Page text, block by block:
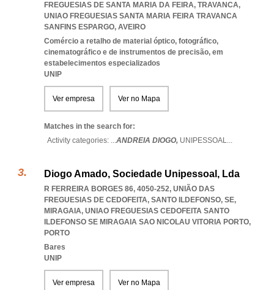
FREGUESIAS DE SANTA MARIA DA FEIRA, TRAVANCA,
UNIAO FREGUESIAS SANTA MARIA FEIRA TRAVANCA
SANFINS ESPARGO, AVEIRO
Comércio a retalho de material óptico, fotográfico,
cinematográfico e de instrumentos de precisão, em
estabelecimentos especializados
UNIP
Ver empresa Ver no Mapa
Matches in the search for:
Activity categories: ...ANDREIA DIOGO, UNIPESSOAL...
Diogo Amado, Sociedade Unipessoal, Lda
R FERREIRA BORGES 86, 4050-252, UNIÃO DAS
FREGUESIAS DE CEDOFEITA, SANTO ILDEFONSO, SE,
MIRAGAIA, UNIAO FREGUESIAS CEDOFEITA SANTO
ILDEFONSO SE MIRAGAIA SAO NICOLAU VITORIA PORTO,
PORTO
Bares
UNIP
Ver empresa Ver no Mapa